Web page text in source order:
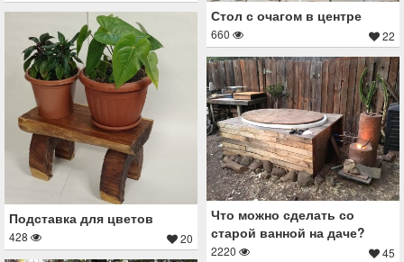
Стол с очагом в центре
660 22
Подставка для цветов
428 20
Что можно сделать со
старой ванной на даче?
2220 45